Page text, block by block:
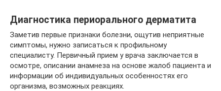
Диагностика периорального дерматита
Заметив первые признаки болезни, ощутив неприятные
симптомы, нужно записаться к профильному
специалисту. Первичный прием у врача заключается в
осмотре, описании анамнеза на основе жалоб пациента и
информации об индивидуальных особенностях его
организма, возможных реакциях.